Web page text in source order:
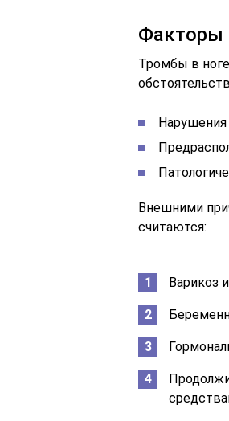
Факторы
Тромбы в
Нарушения
Внешними
считаются:
Варикоз